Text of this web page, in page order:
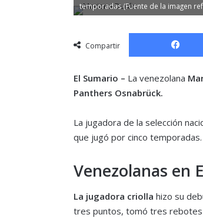
temporadas (Fuente de la imagen
Compartir
El Sumario – La venezolana
Panthers Osnabrück.
La jugadora de la selección
que jugó por cinco temporadas.
Venezolanas en
La jugadora criolla hizo su
tres puntos, tomó tres rebotes